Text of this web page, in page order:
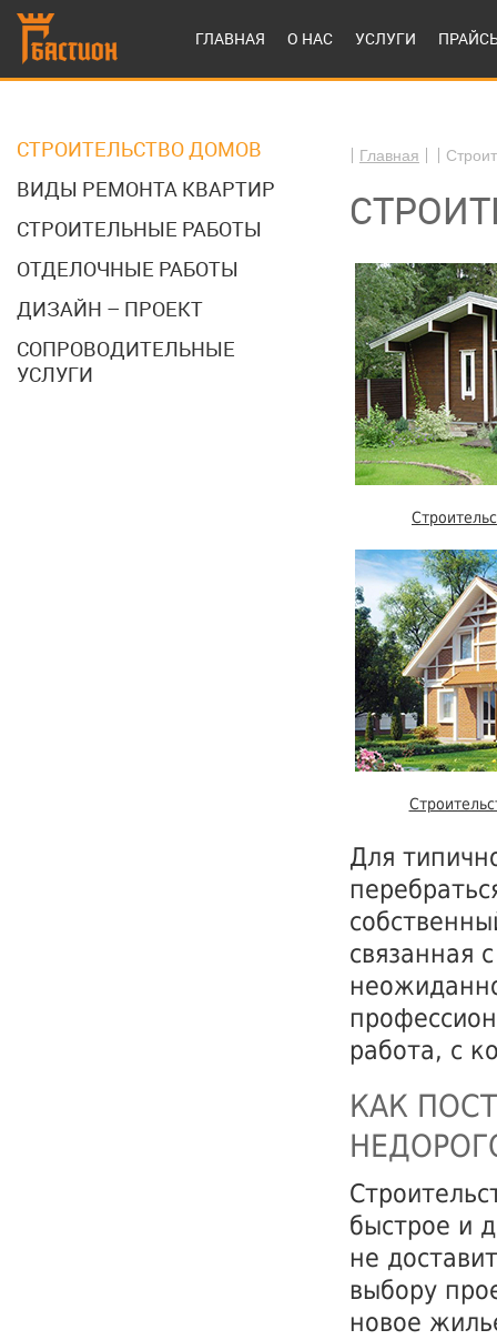
ГЛАВНАЯ О НАС УСЛУГИ
СТРОИТЕЛЬСТВО ДОМОВ
ВИДЫ РЕМОНТА КВАРТИР
СТРОИТЕЛЬНЫЕ РАБОТЫ
ОТДЕЛОЧНЫЕ РАБОТЫ
ДИЗАЙН – ПРОЕКТ
СОПРОВОДИТЕЛЬНЫЕ
УСЛУГИ
Главная
Для
связанная
работа, с
КАК
быстрое и
не
выбору
новое